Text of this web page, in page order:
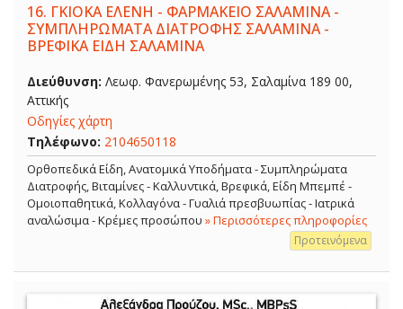
16. ΓΚΙΟΚΑ ΕΛΕΝΗ - ΦΑΡΜΑΚΕΙΟ ΣΑΛΑΜΙΝΑ -
ΣΥΜΠΛΗΡΩΜΑΤΑ ΔΙΑΤΡΟΦΗΣ ΣΑΛΑΜΙΝΑ -
ΒΡΕΦΙΚΑ ΕΙΔΗ ΣΑΛΑΜΙΝΑ
Διεύθυνση: Λεωφ. Φανερωμένης 53, Σαλαμίνα 189 00,
Αττικής
Οδηγίες χάρτη
Τηλέφωνο: 2104650118
Ορθοπεδικά Είδη, Ανατομικά Υποδήματα - Συμπληρώματα
Διατροφής, Βιταμίνες - Καλλυντικά, Βρεφικά, Είδη Μπεμπέ -
Ομοιοπαθητικά, Κολλαγόνα - Γυαλιά πρεσβυωπίας - Ιατρικά
αναλώσιμα - Κρέμες προσώπου » Περισσότερες πληροφορίες
Προτεινόμενα